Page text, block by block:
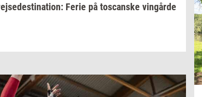
Ferie på toscan­ske vin­går­de